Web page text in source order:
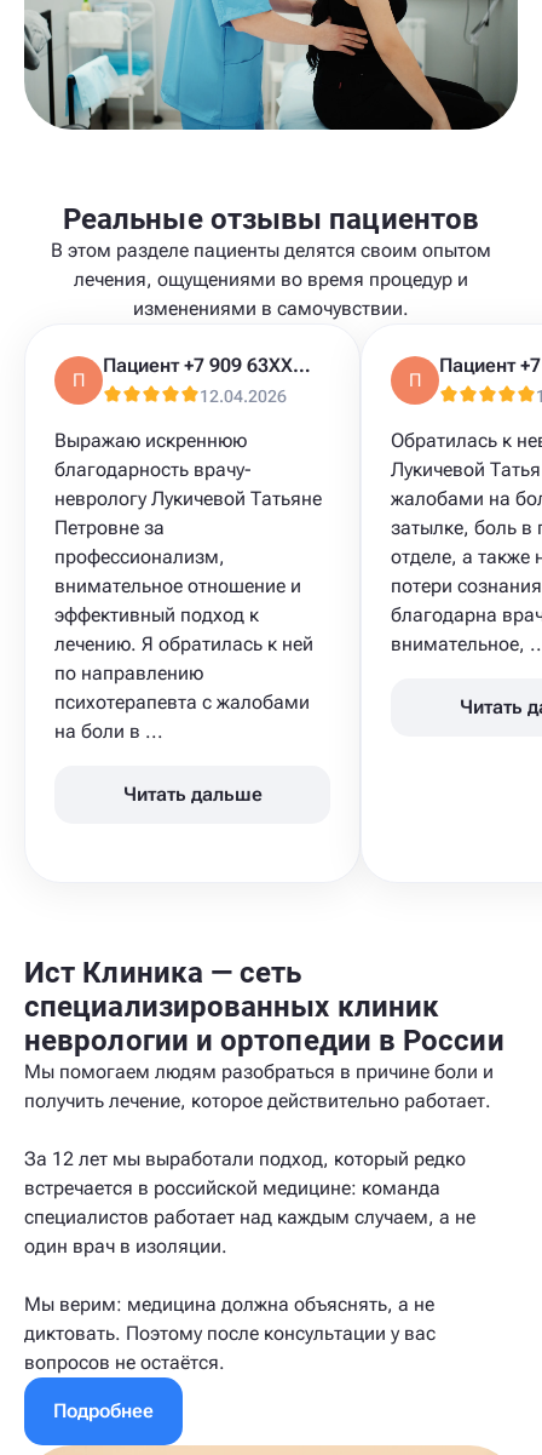
Реальные отзывы пациентов
В этом разделе пациенты делятся своим опытом
лечения, ощущениями во время процедур и
изменениями в самочувствии.
П
Пациент +7 909 63XXXXX
12.04.2026
Выражаю искреннюю
благодарность врачу-
неврологу Лукичевой Татьяне
Петровне за
профессионализм,
внимательное отношение и
эффективный подход к
лечению. Я обратилась к ней
по направлению
психотерапевта с жалобами
на боли в ...
Читать дальше
П
Обратилась к
Лукичевой
жалобами на
затылке, боль в
отделе, а также
потери
благодарна
внимательное,
Читать
Ист Клиника — сеть
специализированных клиник
неврологии и ортопедии в России
Мы помогаем людям разобраться в причине боли и
получить лечение, которое действительно работает.
За 12 лет мы выработали подход, который редко
встречается в российской медицине: команда
специалистов работает над каждым случаем, а не
один врач в изоляции.
Мы верим: медицина должна объяснять, а не
диктовать. Поэтому после консультации у вас
вопросов не остаётся.
Подробнее